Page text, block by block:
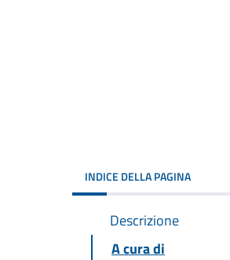
INDICE DELLA PAGINA
Descrizione
A cura di